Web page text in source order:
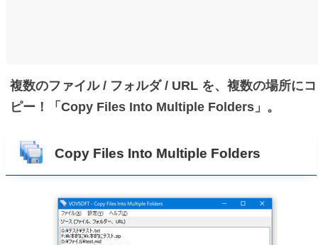
複数のファイル / フォルダ / URL を、複数の場所にコ
ピー！「Copy Files Into Multiple Folders」。
Copy Files Into Multiple Folders